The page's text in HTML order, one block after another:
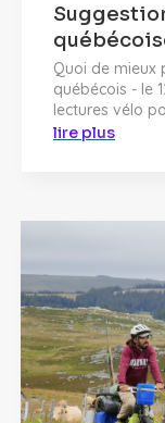
Quoi de mieux
québécois - le
lectures vélo
lire plus